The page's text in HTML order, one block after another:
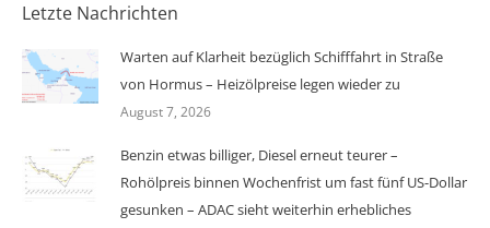
Letzte Nachrichten
Warten auf Klarheit bezüglich Schifffahrt in Straße
von Hormus – Heizölpreise legen wieder zu
August 7, 2026
Benzin etwas billiger, Diesel erneut teurer –
Rohölpreis binnen Wochenfrist um fast fünf US-Dollar
gesunken – ADAC sieht weiterhin erhebliches